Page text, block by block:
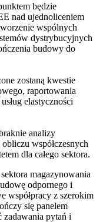
będzie
nad ujednoliceniem
wspólnych
dystrybucyjnych
budowy do
zostaną kwestie
raportowania
elastyczności
analizy
współczesnych
dla całego sektora.
magazynowania
odpornego i
współpracy z szerokim
się panelem
zadawania pytań i